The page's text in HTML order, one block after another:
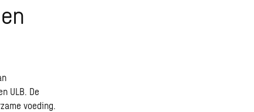
ULB. De
voeding.